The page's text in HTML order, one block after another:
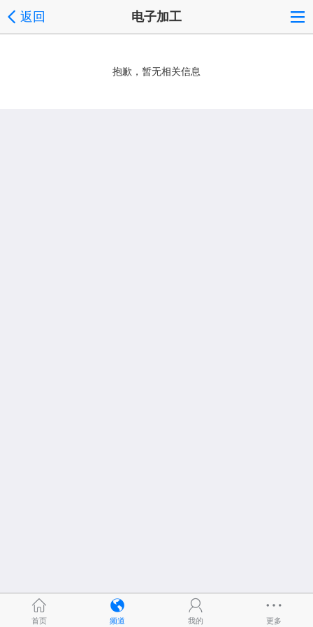
返回 电子加工
抱歉，暂无相关信息
首页 频道 我的 更多